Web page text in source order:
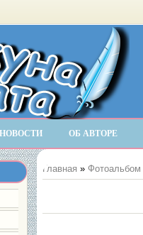
ОБ АВТОРЕ
Главная » Фотоальбом